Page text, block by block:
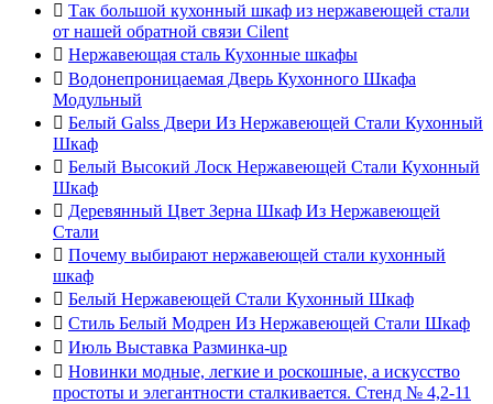
 Так большой кухонный шкаф из нержавеющей стали
от нашей обратной связи Cilent
 Нержавеющая сталь Кухонные шкафы
 Водонепроницаемая Дверь Кухонного Шкафа
Модульный
 Белый Galss Двери Из Нержавеющей Стали Кухонный
Шкаф
 Белый Высокий Лоск Нержавеющей Стали Кухонный
Шкаф
 Деревянный Цвет Зерна Шкаф Из Нержавеющей
Стали
 Почему выбирают нержавеющей стали кухонный
шкаф
 Белый Нержавеющей Стали Кухонный Шкаф
 Стиль Белый Модрен Из Нержавеющей Стали Шкаф
 Июль Выставка Разминка-up
 Новинки модные, легкие и роскошные, а искусство
простоты и элегантности сталкивается. Стенд № 4,2-11